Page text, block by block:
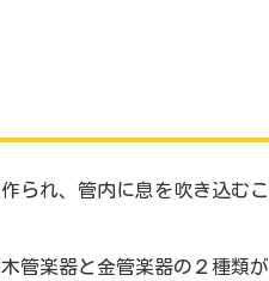
られ、管内に息を吹き込む
管楽器と金管楽器の２種類が